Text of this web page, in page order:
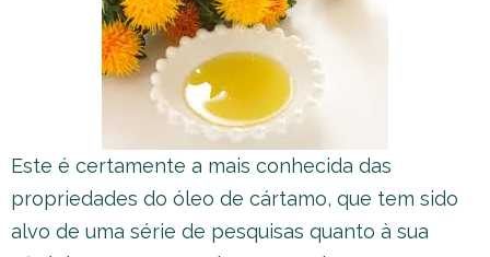
Este é certamente a mais conhecida das
propriedades do óleo de cártamo, que tem sido
alvo de uma série de pesquisas quanto à sua